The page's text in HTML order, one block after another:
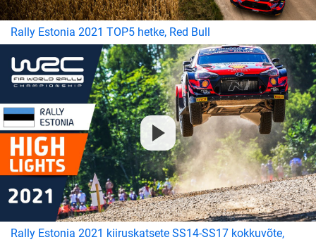
Rally Estonia 2021 TOP5 hetke, Red Bull
Rally Estonia 2021 kiiruskatsete SS14-SS17 kokkuvõte,